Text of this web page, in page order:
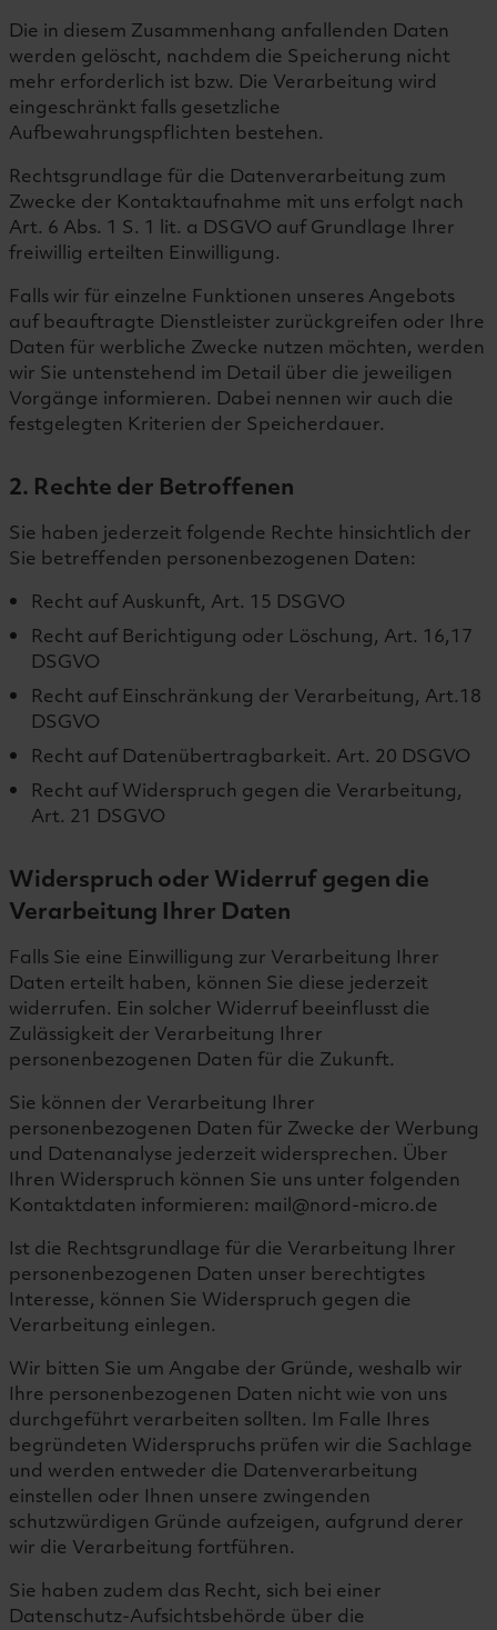
Die in diesem Zusammenhang anfallenden Daten
werden gelöscht, nachdem die Speicherung nicht
mehr erforderlich ist bzw. Die Verarbeitung wird
eingeschränkt falls gesetzliche
Aufbewahrungspflichten bestehen.
Rechtsgrundlage für die Datenverarbeitung zum
Zwecke der Kontaktaufnahme mit uns erfolgt nach
Art. 6 Abs. 1 S. 1 lit. a DSGVO auf Grundlage Ihrer
freiwillig erteilten Einwilligung.
Falls wir für einzelne Funktionen unseres Angebots
auf beauftragte Dienstleister zurückgreifen oder Ihre
Daten für werbliche Zwecke nutzen möchten, werden
wir Sie untenstehend im Detail über die jeweiligen
Vorgänge informieren. Dabei nennen wir auch die
festgelegten Kriterien der Speicherdauer.
2. Rechte der Betroffenen
Sie haben jederzeit folgende Rechte hinsichtlich der
Sie betreffenden personenbezogenen Daten:
Recht auf Auskunft, Art. 15 DSGVO
Recht auf Berichtigung oder Löschung, Art. 16,17
DSGVO
Recht auf Einschränkung der Verarbeitung, Art.18
DSGVO
Recht auf Datenübertragbarkeit. Art. 20 DSGVO
Recht auf Widerspruch gegen die Verarbeitung,
Art. 21 DSGVO
Widerspruch oder Widerruf gegen die
Verarbeitung Ihrer Daten
Falls Sie eine Einwilligung zur Verarbeitung Ihrer
Daten erteilt haben, können Sie diese jederzeit
widerrufen. Ein solcher Widerruf beeinflusst die
Zulässigkeit der Verarbeitung Ihrer
personenbezogenen Daten für die Zukunft.
Sie können der Verarbeitung Ihrer
personenbezogenen Daten für Zwecke der Werbung
und Datenanalyse jederzeit widersprechen. Über
Ihren Widerspruch können Sie uns unter folgenden
Kontaktdaten informieren: mail@nord-micro.de
Ist die Rechtsgrundlage für die Verarbeitung Ihrer
personenbezogenen Daten unser berechtigtes
Interesse, können Sie Widerspruch gegen die
Verarbeitung einlegen.
Wir bitten Sie um Angabe der Gründe, weshalb wir
Ihre personenbezogenen Daten nicht wie von uns
durchgeführt verarbeiten sollten. Im Falle Ihres
begründeten Widerspruchs prüfen wir die Sachlage
und werden entweder die Datenverarbeitung
einstellen oder Ihnen unsere zwingenden
schutzwürdigen Gründe aufzeigen, aufgrund derer
wir die Verarbeitung fortführen.
Sie haben zudem das Recht, sich bei einer
Datenschutz-Aufsichtsbehörde über die